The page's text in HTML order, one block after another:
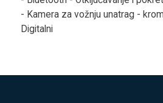
- Kamera za vožnju unatrag -
Digitalni